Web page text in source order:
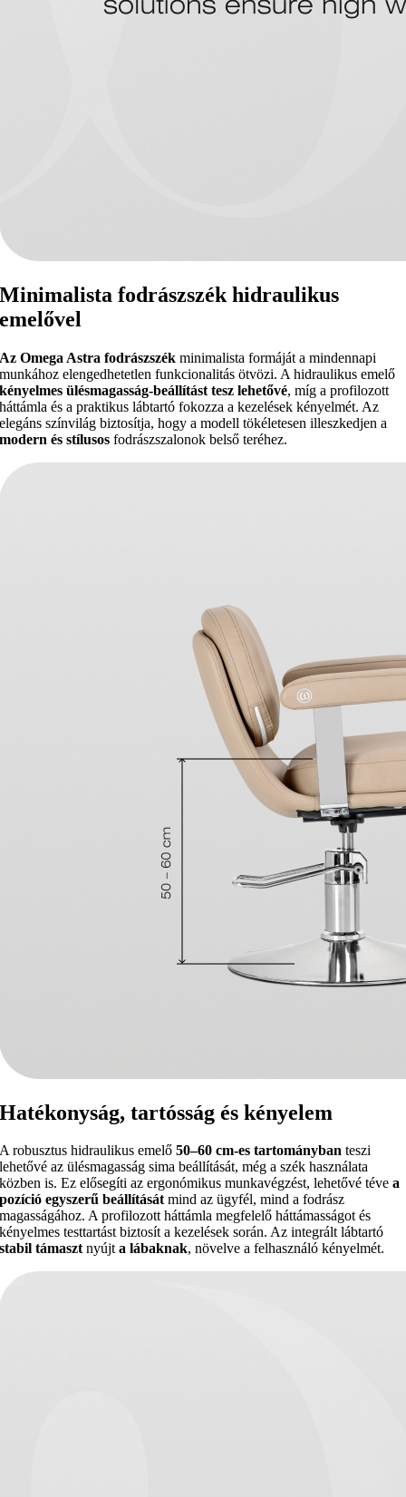
Minimalista fodrászszék hidraulikus
emelővel
Az Omega Astra fodrászszék minimalista formáját a mindennapi
munkához elengedhetetlen funkcionalitás ötvözi. A hidraulikus emelő
kényelmes ülésmagasság-beállítást tesz lehetővé, míg a profilozott
háttámla és a praktikus lábtartó fokozza a kezelések kényelmét. Az
elegáns színvilág biztosítja, hogy a modell tökéletesen illeszkedjen a
modern és stílusos fodrászszalonok belső teréhez.
Hatékonyság, tartósság és kényelem
A robusztus hidraulikus emelő50–60 cm-es tartományban teszi
lehetővé az ülésmagasság sima beállítását, még a szék használata
közben is. Ez elősegíti az ergonómikus munkavégzést, lehetővé téve a
pozíció egyszerű beállításátmind az ügyfél, mind a fodrász
magasságához. A profilozott háttámla megfelelő háttámasságot és
kényelmes testtartást biztosít a kezelések során. Az integrált lábtartó
stabil támasztnyújta lábaknak, növelve a felhasználó kényelmét.